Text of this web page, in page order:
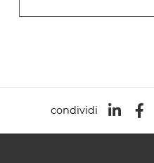
condividi